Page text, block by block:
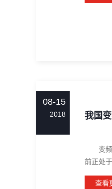
08-15
2018 我国
变频器
前正处
查看